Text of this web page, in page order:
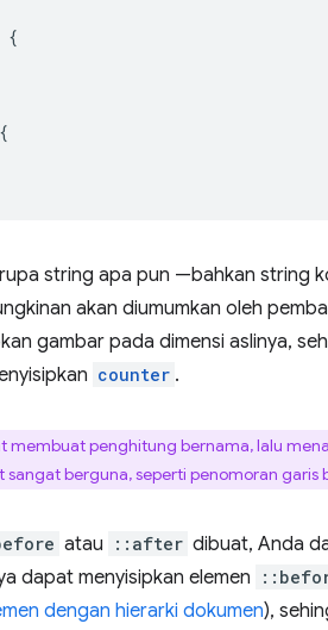
{
{
string apa pun —bahkan string
akan diumumkan oleh
gambar pada dimensi aslinya,
counter .
membuat penghitung bernama, lalu
berguna, seperti penomoran garis
atau ::after dibuat, Anda
dapat menyisipkan elemen
dengan hierarki dokumen),